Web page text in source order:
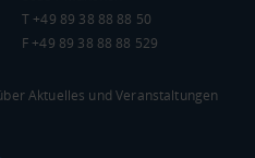
T +49 89 38 88 88 50
F +49 89 38 88 88 529
Aktuelles und Veranstaltungen